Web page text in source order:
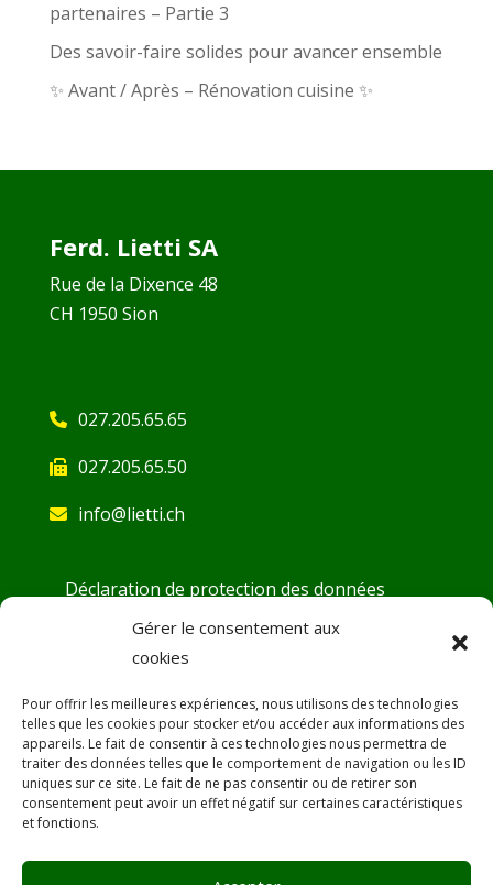
Gérer le consentement aux
cookies
Pour offrir les meilleures expériences, nous utilisons des technologies
telles que les cookies pour stocker et/ou accéder aux informations des
appareils. Le fait de consentir à ces technologies nous permettra de
traiter des données telles que le comportement de navigation ou les ID
uniques sur ce site. Le fait de ne pas consentir ou de retirer son
consentement peut avoir un effet négatif sur certaines caractéristiques
et fonctions.
partenaires – Partie 3
Des savoir-faire solides pour avancer ensemble
✨ Avant / Après – Rénovation cuisine ✨
Ferd. Lietti SA
Rue de la Dixence 48
CH 1950 Sion
027.205.65.65
027.205.65.50
info@lietti.ch
Déclaration de protection des données
Conditions générales
Demande d’ouverture de compte
Fiches de sécurité
DoP – Déclaration de Performance
Désamiantage
SAV
Promotions